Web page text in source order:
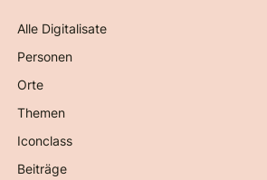
Alle Digitalisate
Personen
Orte
Themen
Iconclass
Beiträge